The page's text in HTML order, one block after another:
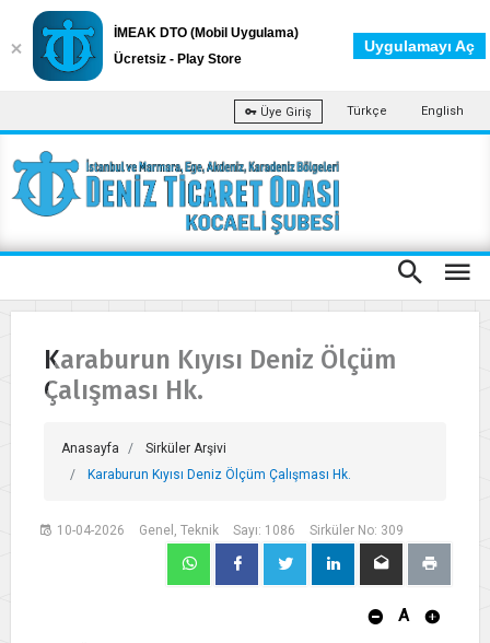
Üye Giriş Türkçe English
Karaburun Kıyısı Deniz Ölçüm
Çalışması Hk.
Anasayfa
Sirküler Arşivi
Karaburun Kıyısı Deniz Ölçüm Çalışması Hk.
10-04-2026 Genel, Teknik Sayı: 1086 Sirküler No: 309
A
İMEAK DTO (Mobil Uygulama)
Ücretsiz - Play Store
Uygulamayı Aç